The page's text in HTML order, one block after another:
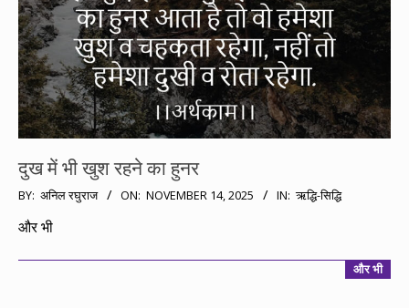
दुख में भी खुश रहने का हुनर
2025-
11-
BY: अनिल रघुराज ON: NOVEMBER 14, 2025 IN: ऋद्धि-सिद्धि
और भी
और भी